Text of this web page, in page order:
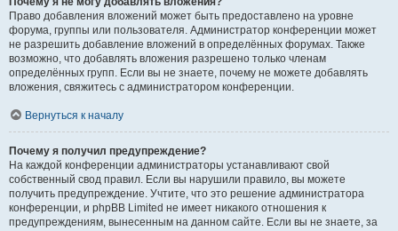
Право добавления вложений может быть предоставлено на уровне
форума, группы или пользователя. Администратор конференции может
не разрешить добавление вложений в определённых форумах. Также
возможно, что добавлять вложения разрешено только членам
определённых групп. Если вы не знаете, почему не можете добавлять
вложения, свяжитесь с администратором конференции.
Вернуться к началу
Почему я получил предупреждение?
На каждой конференции администраторы устанавливают свой
собственный свод правил. Если вы нарушили правило, вы можете
получить предупреждение. Учтите, что это решение администратора
конференции, и phpBB Limited не имеет никакого отношения к
предупреждениям, вынесенным на данном сайте. Если вы не знаете, за